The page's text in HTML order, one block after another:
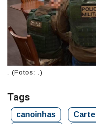
. (Fotos: .)
Tags
canoinhas Cartel